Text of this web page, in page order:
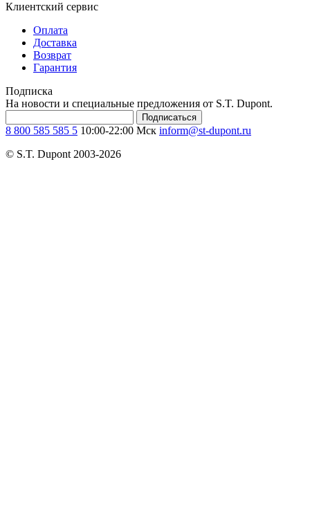
Клиентский сервис
Оплата
Доставка
Возврат
Гарантия
Подписка
На новости и специальные предложения от S.T. Dupont.
Подписаться
8 800 585 585 5 10:00-22:00 Мск inform@st-dupont.ru
© S.T. Dupont 2003-2026